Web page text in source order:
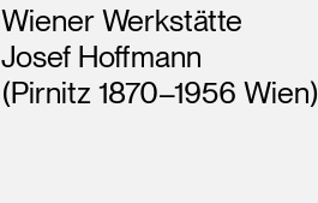
Künstler*innen
Wiener Werkstätte
Josef Hoffmann
(Pirnitz 1870–1956 Wien)